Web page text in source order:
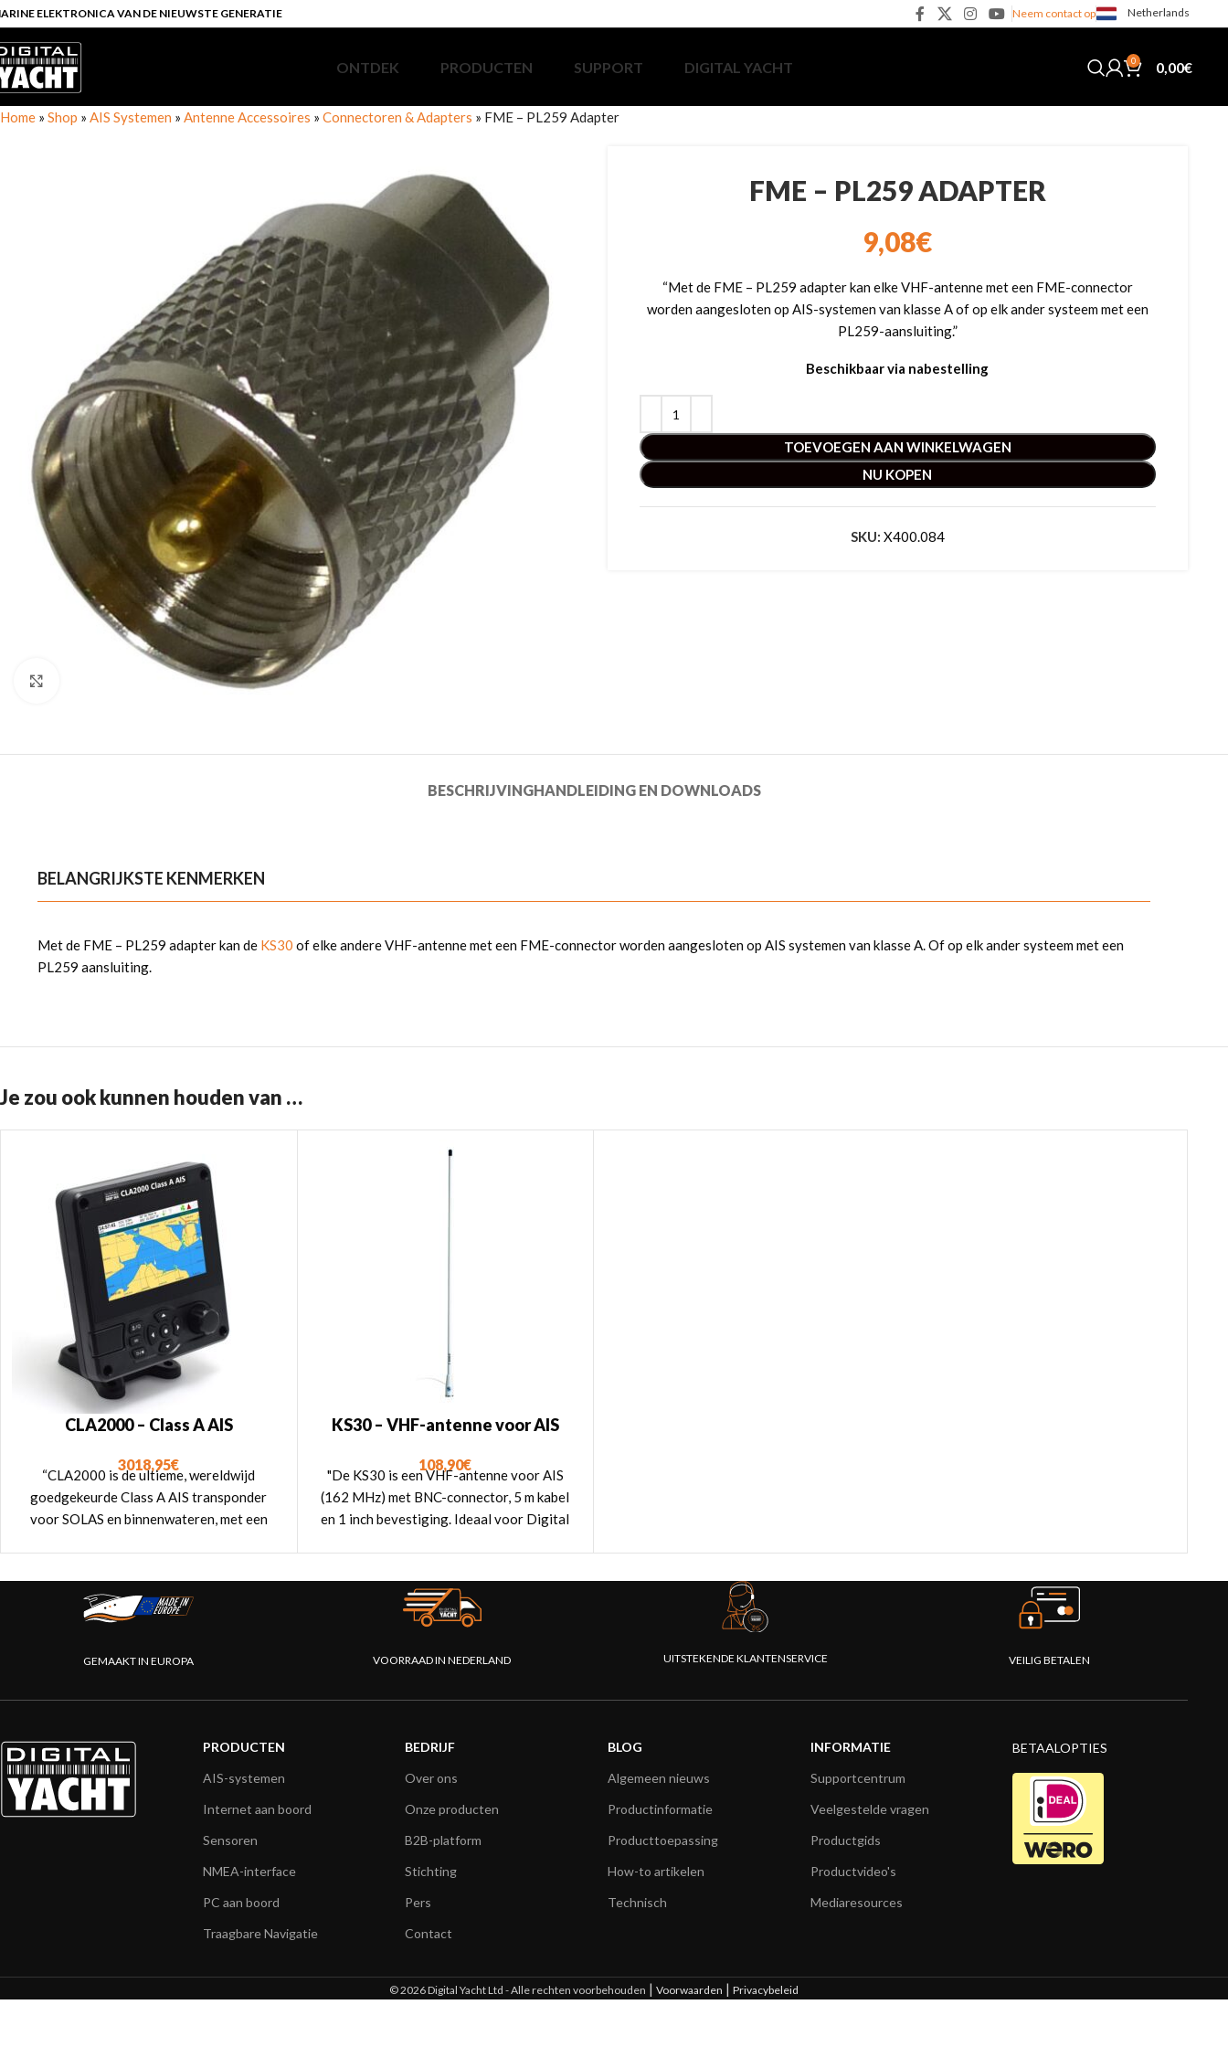
ELEKTRONICA VAN DE NIEUWSTE GENERATIE Neem contact op Netherlands
ONTDEK PRODUCTEN SUPPORT DIGITAL YACHT 0 0,00€
Home » Shop » AIS Systemen » Antenne Accessoires » Connectoren & Adapters » FME – PL259 Adapter
Klik om te vergroten
FME – PL259 ADAPTER
9,08€
“Met de FME – PL259 adapter kan elke VHF-antenne met een FME-connector
worden aangesloten op AIS-systemen van klasse A of op elk ander systeem met een
PL259-aansluiting.”
Beschikbaar via nabestelling
TOEVOEGEN AAN WINKELWAGEN
NU KOPEN
SKU: X400.084
BESCHRIJVINGHANDLEIDING EN DOWNLOADS
BELANGRIJKSTE KENMERKEN
Met de FME – PL259 adapter kan de KS30 of elke andere VHF-antenne met een FME-connector worden aangesloten op AIS systemen van klasse A. Of op elk ander systeem met een
PL259 aansluiting.
Je zou ook kunnen houden van …
CLA2000 – Class A AIS
3018,95€
“CLA2000 is de ultieme, wereldwijd
goedgekeurde Class A AIS transponder
voor SOLAS en binnenwateren, met een
KS30 – VHF-antenne voor AIS
108,90€
"De KS30 is een VHF-antenne voor AIS
(162 MHz) met BNC-connector, 5 m kabel
en 1 inch bevestiging. Ideaal voor Digital
GEMAAKT IN EUROPA VOORRAAD IN NEDERLAND UITSTEKENDE KLANTENSERVICE VEILIG BETALEN
PRODUCTEN
AIS-systemen
Internet aan boord
Sensoren
NMEA-interface
PC aan boord
Traagbare Navigatie
BEDRIJF
Over ons
Onze producten
B2B-platform
Stichting
Pers
Contact
BLOG
Algemeen nieuws
Productinformatie
Producttoepassing
How-to artikelen
Technisch
INFORMATIE
Supportcentrum
Veelgestelde vragen
Productgids
Productvideo's
Mediaresources
BETAALOPTIES
© 2026 Digital Yacht Ltd - Alle rechten voorbehouden | Voorwaarden | Privacybeleid